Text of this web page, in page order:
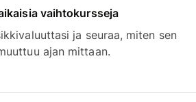
vaihtokursseja
ja seuraa, miten sen
ajan mittaan.